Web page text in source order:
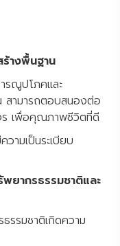
างพื้นฐาน
ภคและ
สามารถตอบสนองต่อ
ร เพื่อคุณภาพชีวิตที่ดี
ามเป็นระเบียบ
ยากรธรรมชาติและ
เกิดความ